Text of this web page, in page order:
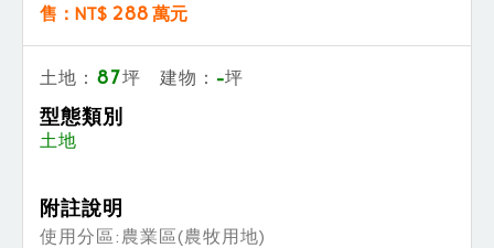
售：NT$ 288 萬元
土地： 87坪 建物： -坪
型態類別
土地
附註說明
使用分區:農業區(農牧用地)